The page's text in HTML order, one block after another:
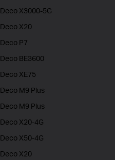
Deco X3000-5G
Deco X20
Deco P7
Deco BE3600
Deco XE75
Deco M9 Plus
Deco M9 Plus
Deco X20-4G
Deco X50-4G
Deco X20